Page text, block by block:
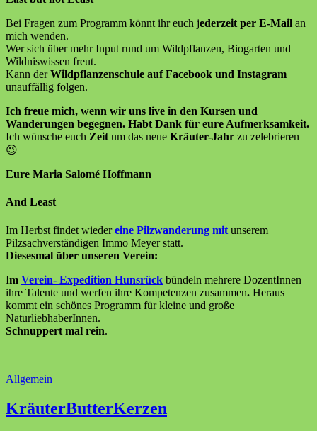
Bei Fragen zum Programm könnt ihr euch jederzeit per E-Mail an
mich wenden.
Wer sich über mehr Input rund um Wildpflanzen, Biogarten und
Wildniswissen freut.
Kann derWildpflanzenschule auf Facebook und Instagram
unauffällig folgen.
Ich freue mich, wenn wir uns live in den Kursen und
Wanderungen begegnen. Habt Dank für eure Aufmerksamkeit.
Ich wünsche euch Zeit um das neue Kräuter-Jahr zu zelebrieren
😉
Eure Maria Salomé Hoffmann
And Least
Im Herbst findet wiedereine Pilzwanderung mit unserem
Pilzsachverständigen Immo Meyer statt.
Diesesmal über unseren Verein:
Im Verein- Expedition Hunsrück bündeln mehrere DozentInnen
ihre Talente und werfen ihre Kompetenzen zusammen. Heraus
kommt ein schönes Programm für kleine und große
NaturliebhaberInnen.
Schnuppert mal rein.
Allgemein
KräuterButterKerzen